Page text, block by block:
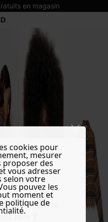
en magasin
redirected to
?
cookies pour
mesurer
proposer des
vous adresser
selon votre
pouvez les
moment et
politique de